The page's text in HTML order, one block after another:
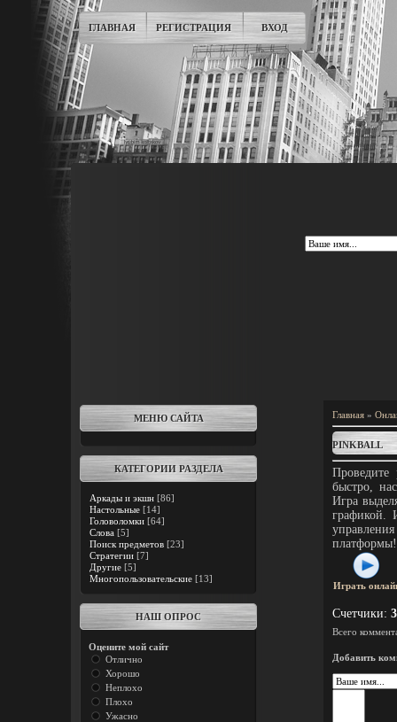
ГЛАВНАЯ РЕГИСТРАЦИЯ ВХОД
МЕНЮ САЙТА
КАТЕГОРИИ РАЗДЕЛА
Аркады и экшн [86]
Настольные [14]
Головоломки [64]
Слова [5]
Поиск предметов [23]
Стратегии [7]
Другие [5]
Многопользовательские [13]
НАШ ОПРОС
Оцените мой сайт
Отлично
Хорошо
Неплохо
Плохо
Ужасно
Главная »
PINKBALL
Проведите
быстро,
Игра
графикой.
платформы!
Играть
Счетчики:
Всего
Добавить